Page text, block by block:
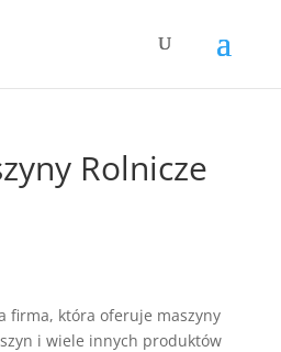
Rolnicze
firma, która oferuje maszyny
i wiele innych produktów